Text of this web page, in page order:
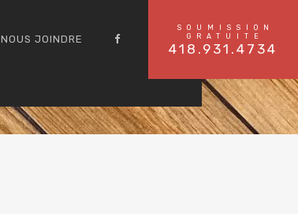
NOUS JOINDRE
SOUMISSION
GRATUITE
418.931.4734